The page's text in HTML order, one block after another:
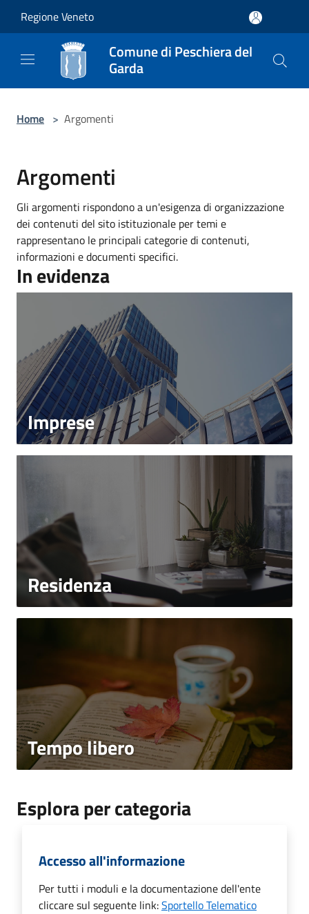
Regione Veneto
Comune di Peschiera del
Garda
Home > Argomenti
Argomenti
Gli argomenti rispondono a un'esigenza di organizzazione
dei contenuti del sito istituzionale per temi e
rappresentano le principali categorie di contenuti,
informazioni e documenti specifici.
In evidenza
Imprese
Residenza
Tempo libero
Esplora per categoria
Accesso all'informazione
Per tutti i moduli e la documentazione dell'ente
cliccare sul seguente link:Sportello Telematico